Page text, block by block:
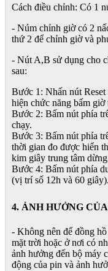
Cách điều chỉnh: Có 1
- Núm chỉnh giờ có 2
thứ 2 để chỉnh giờ và
- Nút A,B sử dụng cho
sau:
Bước 1: Nhấn nút
hiện chức năng bấm giờ
Bước 2: Bấm nút phía
chạy.
Bước 3: Bấm nút phía
thời gian đo được hiển
kim giây trung tâm
Bước 4: Bấm nút phía
(vị trí số 12h và 60 giây).
4. ẢNH HƯỞNG
- Không nên để đồng
mặt trời hoặc ở nơi có
ảnh hưởng đến bộ máy
động của pin và ảnh